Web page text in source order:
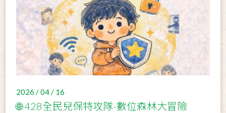
2026 / 04 / 16
🌐 428全民兒保特攻隊-數位森林大冒險